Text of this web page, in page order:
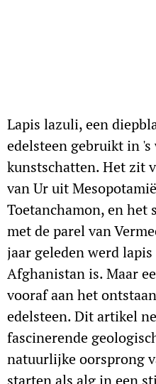
Lapis lazuli, een
edelsteen gebruikt in
kunstschatten. Het zit
van Ur uit
Toetanchamon, en
met de parel van
jaar geleden werd
Afghanistan is. Maar
vooraf aan het
edelsteen. Dit artikel
fascinerende
natuurlijke oorsprong
starten als alg in een